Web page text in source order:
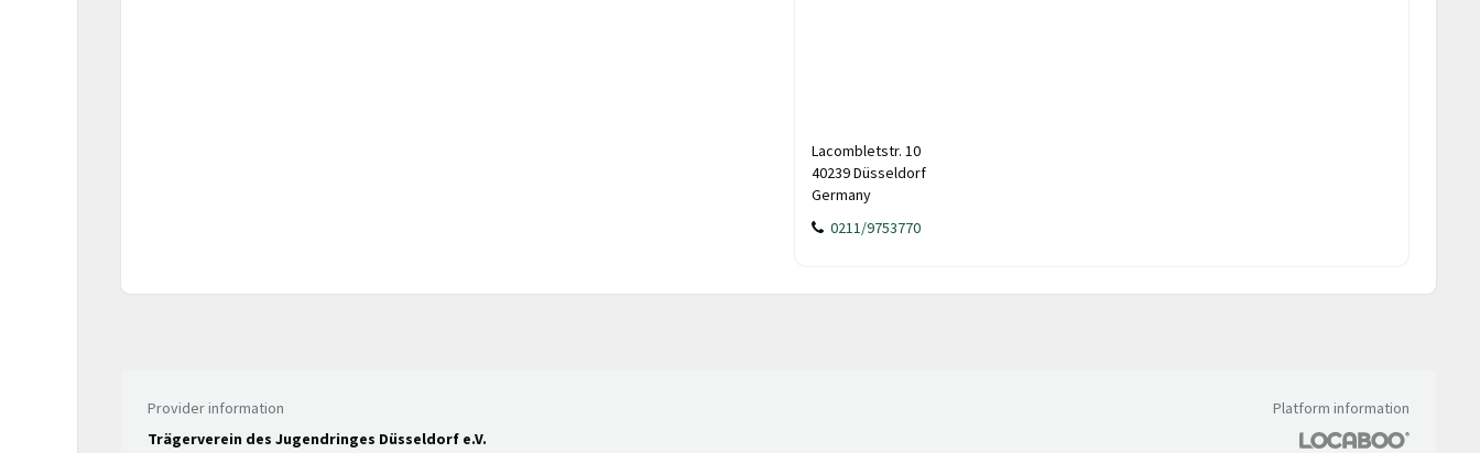
Lacombletstr. 10
40239 Düsseldorf
Germany
0211/9753770
Provider information
Trägerverein des Jugendringes Düsseldorf e.V.
Platform information